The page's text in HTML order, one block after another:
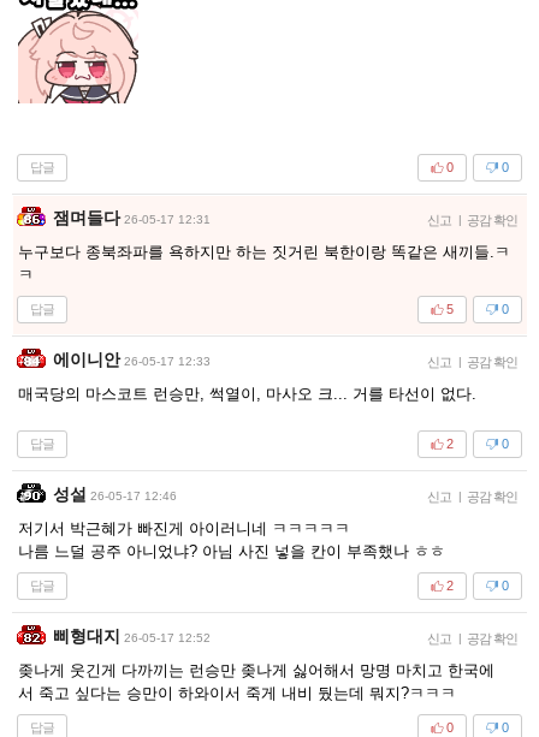
답글 0
0
잼며들다 26-05-17 12:31 신고 | 공감 확인
누구보다 종북좌파를 욕하지만 하는 짓거린 북한이랑 똑같은 새끼들.ㅋ
ㅋ
답글 0
5
에이니안 26-05-17 12:33 신고 | 공감 확인
매국당의 마스코트 런승만, 썩열이, 마사오 크... 거를 타선이 없다.
답글 0
2
성설 26-05-17 12:46 신고 | 공감 확인
저기서 박근혜가 빠진게 아이러니네 ㅋㅋㅋㅋㅋ
나름 느덜 공주 아니었냐? 아님 사진 넣을 칸이 부족했나 ㅎㅎ
답글 0
2
삐형대지 26-05-17 12:52 신고 | 공감 확인
좆나게 웃긴게 다까끼는 런승만 좆나게 싫어해서 망명 마치고 한국에
서 죽고 싶다는 승만이 하와이서 죽게 내비 뒀는데 뭐지?ㅋㅋㅋ
답글 0
0